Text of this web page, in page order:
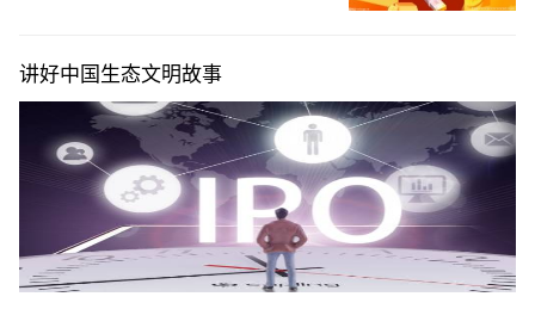
讲好中国生态文明故事